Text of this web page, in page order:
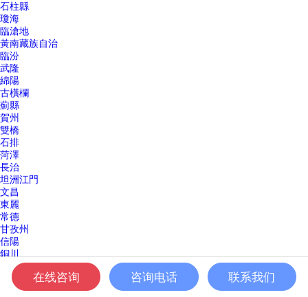
石柱縣
瓊海
臨滄地
黃南藏族自治
臨汾
武隆
綿陽
古橫欄
薊縣
賀州
雙橋
石排
菏澤
長治
坦洲江門
文昌
東麗
常德
甘孜州
信陽
銅川
江門
懷柔
瀘州
在线咨询 咨询电话 联系我们